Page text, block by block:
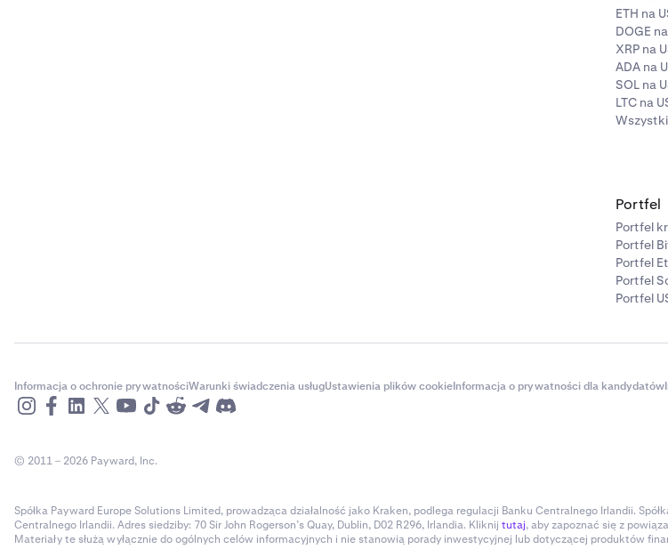
ETH na
DOGE
XRP na
ADA na
SOL na
LTC na
Portfel
Portfel
Portfel
Portfel
Portfel
Portfel
Informacja o ochronie prywatnościWarunki świadczenia usługUstawienia plików cookieInformacja o prywatności dla kandydatów
© 2011 – 2026 Payward, Inc.
Spółka Payward Europe Solutions Limited, prowadząca działalność jako Kraken, podlega regulacji Banku Centralnego Irlandii.
Centralnego Irlandii. Adres siedziby: 70 Sir John Rogerson’s Quay, Dublin, D02 R296, Irlandia. Kliknij tutaj, aby zapoznać się z
Materiały te służą wyłącznie do ogólnych celów informacyjnych i nie stanowią porady inwestycyjnej lub dotyczącej produktów